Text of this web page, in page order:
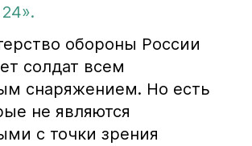
обороны России
солдат всем
снаряжением. Но есть
не являются
с точки зрения